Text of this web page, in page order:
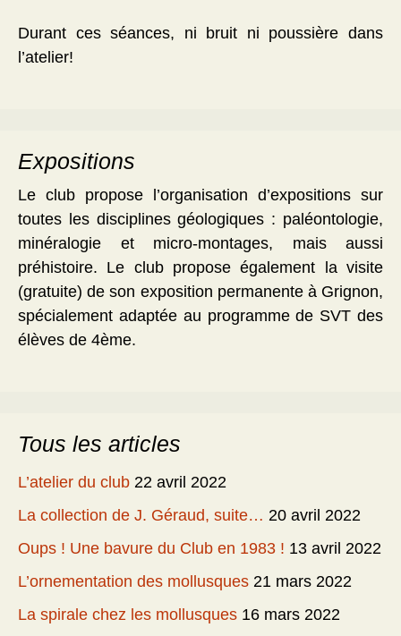
Durant ces séances, ni bruit ni poussière dans
l’atelier!
Expositions
Le club propose l’organisation d’expositions sur
toutes les disciplines géologiques : paléontologie,
minéralogie et micro-montages, mais aussi
préhistoire. Le club propose également la visite
(gratuite) de son exposition permanente à Grignon,
spécialement adaptée au programme de SVT des
élèves de 4ème.
Tous les articles
L’atelier du club 22 avril 2022
La collection de J. Géraud, suite… 20 avril 2022
Oups ! Une bavure du Club en 1983 ! 13 avril 2022
L’ornementation des mollusques 21 mars 2022
La spirale chez les mollusques 16 mars 2022